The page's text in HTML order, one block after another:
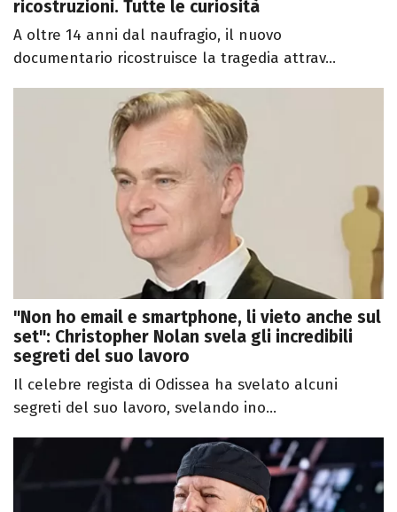
ricostruzioni. Tutte le curiosità
A oltre 14 anni dal naufragio, il nuovo
documentario ricostruisce la tragedia attrav...
"Non ho email e smartphone, li vieto anche sul
set": Christopher Nolan svela gli incredibili
segreti del suo lavoro
Il celebre regista di Odissea ha svelato alcuni
segreti del suo lavoro, svelando ino...